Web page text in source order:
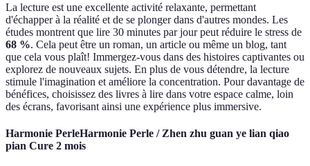
La lecture est une excellente activité relaxante, permettant
d'échapper à la réalité et de se plonger dans d'autres mondes. Les
études montrent que lire 30 minutes par jour peut réduire le stress de
68 %. Cela peut être un roman, un article ou même un blog, tant
que cela vous plaît! Immergez-vous dans des histoires captivantes ou
explorez de nouveaux sujets. En plus de vous détendre, la lecture
stimule l'imagination et améliore la concentration. Pour davantage de
bénéfices, choisissez des livres à lire dans votre espace calme, loin
des écrans, favorisant ainsi une expérience plus immersive.
Harmonie PerleHarmonie Perle / Zhen zhu guan ye lian qiao
pian Cure 2 mois